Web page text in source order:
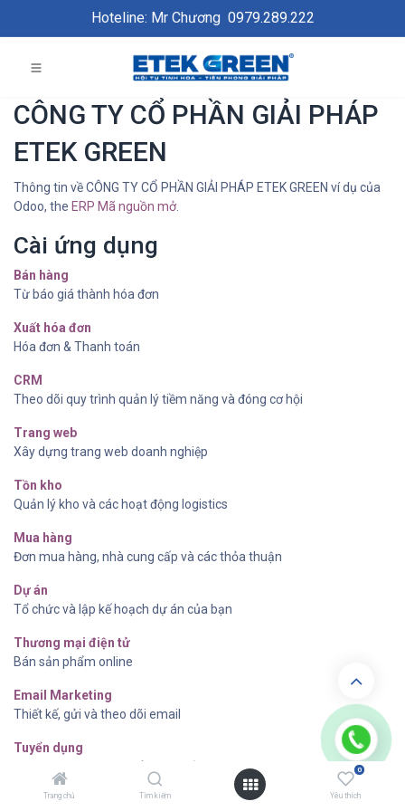
Trang chủ Tìm kiếm
0
Yêu thích
Hoteline: Mr Chương 0979.289.222
CÔNG TY CỔ PHẦN GIẢI PHÁP
ETEK GREEN
Thông tin về CÔNG TY CỔ PHẦN GIẢI PHÁP ETEK GREEN ví dụ của
Odoo, the ERP Mã nguồn mở.
Cài ứng dụng
Bán hàng
Từ báo giá thành hóa đơn
Xuất hóa đơn
Hóa đơn & Thanh toán
CRM
Theo dõi quy trình quản lý tiềm năng và đóng cơ hội
Trang web
Xây dựng trang web doanh nghiệp
Tồn kho
Quản lý kho và các hoạt động logistics
Mua hàng
Đơn mua hàng, nhà cung cấp và các thỏa thuận
Dự án
Tổ chức và lập kế hoạch dự án của bạn
Thương mại điện tử
Bán sản phẩm online
Email Marketing
Thiết kế, gửi và theo dõi email
Tuyển dụng
Nhân viên